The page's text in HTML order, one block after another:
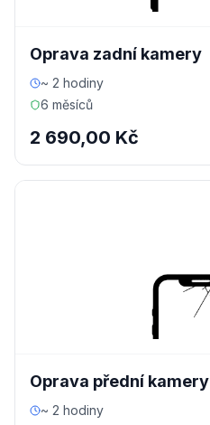
Oprava zadní kamery
~ 2 hodiny
6 měsíců
2 690,00 Kč
Oprava přední kamery
~ 2 hodiny